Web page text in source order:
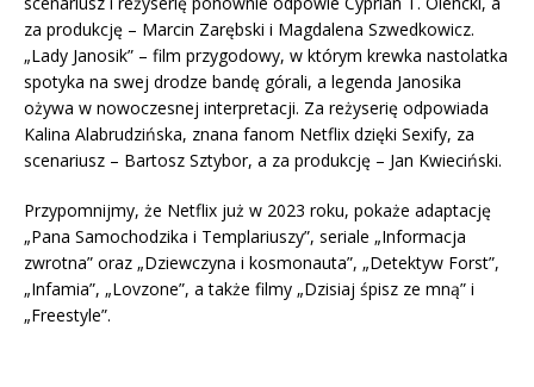
za produkcję – Marcin Zarębski i Magdalena Szwedkowicz.
„Lady Janosik” – film przygodowy, w którym krewka nastolatka
spotyka na swej drodze bandę górali, a legenda Janosika
ożywa w nowoczesnej interpretacji. Za reżyserię odpowiada
Kalina Alabrudzińska, znana fanom Netflix dzięki Sexify, za
scenariusz – Bartosz Sztybor, a za produkcję – Jan Kwieciński.
Przypomnijmy, że Netflix już w 2023 roku, pokaże adaptację
„Pana Samochodzika i Templariuszy”, seriale „Informacja
zwrotna” oraz „Dziewczyna i kosmonauta”, „Detektyw Forst”,
„Infamia”, „Lovzone”, a także filmy „Dzisiaj śpisz ze mną” i
„Freestyle”.